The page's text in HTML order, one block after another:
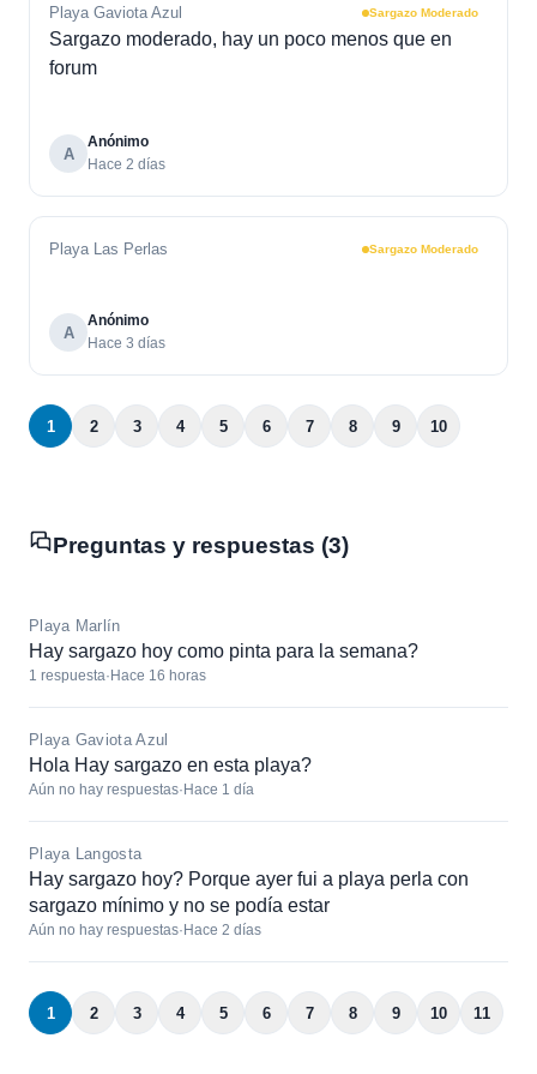
Playa Gaviota Azul Sargazo Moderado
Sargazo moderado, hay un poco menos que en
forum
A
Anónimo
Hace 2 días
Playa Las Perlas Sargazo Moderado
A
Anónimo
Hace 3 días
1 2 3 4 5 6 7 8 9 10
Preguntas y respuestas (3)
Playa Marlín
Hay sargazo hoy como pinta para la semana?
1 respuesta· Hace 16 horas
Playa Gaviota Azul
Hola Hay sargazo en esta playa?
Aún no hay respuestas· Hace 1 día
Playa Langosta
Hay sargazo hoy? Porque ayer fui a playa perla con
sargazo mínimo y no se podía estar
Aún no hay respuestas· Hace 2 días
1 2 3 4 5 6 7 8 9 10 11